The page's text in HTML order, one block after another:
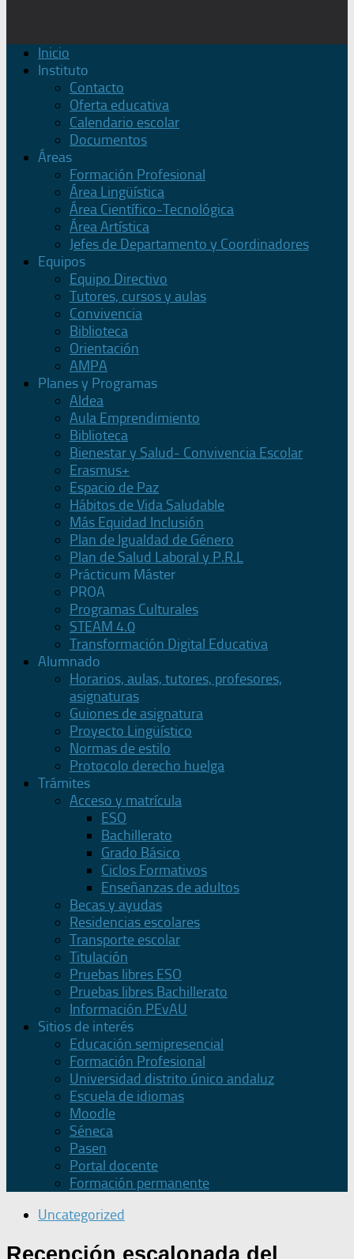
Inicio
Instituto
Contacto
Oferta educativa
Calendario escolar
Documentos
Áreas
Formación Profesional
Área Lingüística
Área Científico-Tecnológica
Área Artística
Jefes de Departamento y Coordinadores
Equipos
Equipo Directivo
Tutores, cursos y aulas
Convivencia
Biblioteca
Orientación
AMPA
Planes y Programas
Aldea
Aula Emprendimiento
Biblioteca
Bienestar y Salud- Convivencia Escolar
Erasmus+
Espacio de Paz
Hábitos de Vida Saludable
Más Equidad Inclusión
Plan de Igualdad de Género
Plan de Salud Laboral y P.R.L
Prácticum Máster
PROA
Programas Culturales
STEAM 4.0
Transformación Digital Educativa
Alumnado
Horarios, aulas, tutores, profesores,
asignaturas
Guiones de asignatura
Proyecto Lingüístico
Normas de estilo
Protocolo derecho huelga
Trámites
Acceso y matrícula
ESO
Bachillerato
Grado Básico
Ciclos Formativos
Enseñanzas de adultos
Becas y ayudas
Residencias escolares
Transporte escolar
Titulación
Pruebas libres ESO
Pruebas libres Bachillerato
Información PEvAU
Sitios de interés
Educación semipresencial
Formación Profesional
Universidad distrito único andaluz
Escuela de idiomas
Moodle
Séneca
Pasen
Portal docente
Formación permanente
Uncategorized
Recepción escalonada del